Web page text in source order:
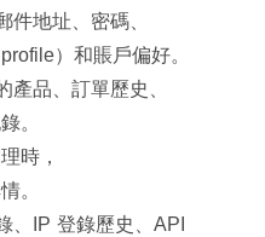
件地址、密碼、
）和賬戶偏好。
產品、訂單歷史、
。
時，
。
、IP 登錄歷史、API